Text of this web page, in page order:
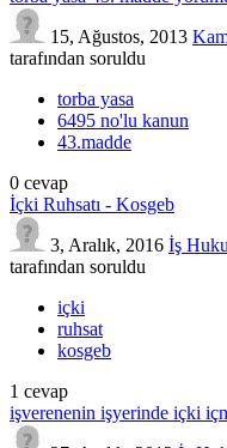
15, Ağustos, 2013
tarafından soruldu
torba yasa
6495 no'lu kanun
43.madde
0 cevap
İçki Ruhsatı - Kosgeb
3, Aralık, 2016 İş
tarafından soruldu
içki
ruhsat
kosgeb
1 cevap
işverenenin işyerinde içki